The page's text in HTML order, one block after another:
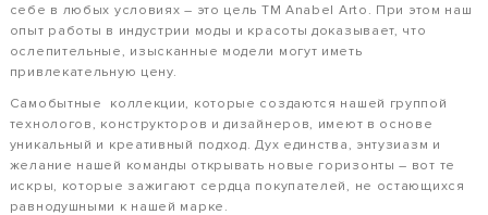
себе в любых условиях – это цель ТМ Anabel Arto. При этом наш
опыт работы в индустрии моды и красоты доказывает, что
ослепительные, изысканные модели могут иметь
привлекательную цену.
Самобытные коллекции, которые создаются нашей группой
технологов, конструкторов и дизайнеров, имеют в основе
уникальный и креативный подход. Дух единства, энтузиазм и
желание нашей команды открывать новые горизонты – вот те
искры, которые зажигают сердца покупателей, не остающихся
равнодушными к нашей марке.